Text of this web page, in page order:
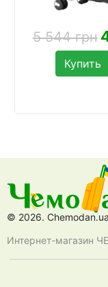
5 544 грн
Купить
© 2026. Chemodan.ua
Интернет-магазин